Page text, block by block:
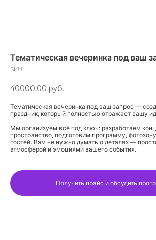
Тематическая вечеринка под ваш
SKU:
40000,00 руб.
Тематическая вечеринка под ваш запрос —
праздник, который полностью отражает вашу
Мы организуем всё под ключ: разработаем
пространство, подготовим программу,
гостей. Вам не нужно думать о деталях —
атмосферой и эмоциями вашего события.
Получить прайс и обсудить